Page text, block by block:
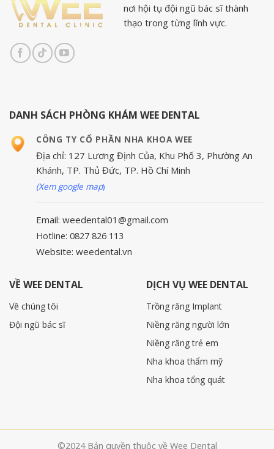
nơi hội tụ đội ngũ bác sĩ thành
thạo trong từng lĩnh vực.
DANH SÁCH PHÒNG KHÁM WEE DENTAL
CÔNG TY CỔ PHẦN NHA KHOA WEE
Địa chỉ: 127 Lương Định Của, Khu Phố 3, Phường An
Khánh, TP. Thủ Đức, TP. Hồ Chí Minh
(Xem google map)
Email: weedental01@gmail.com
Hotline: 0827 826 113
Website: weedental.vn
VỀ WEE DENTAL
Về chúng tôi
Đội ngũ bác sĩ
DỊCH VỤ WEE DENTAL
Trồng răng Implant
Niềng răng người lớn
Niềng răng trẻ em
Nha khoa thẩm mỹ
Nha khoa tổng quát
©2024 Bản quyền thuộc về Wee Dental